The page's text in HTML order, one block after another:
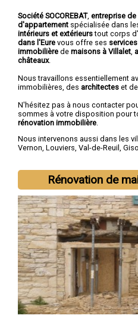
Société SOCOREBAT, entreprise
d'appartement spécialisée dans
intérieurs et extérieurstout corps
dans l'Eure vous offre ses services
immobilière de maisons à Villalet
châteaux.
Nous travaillons essentiellement
immobilières, des architectes et
N'hésitez pas à nous contacter
sommes à votre disposition pour
rénovation immobilière
Nous intervenons aussi dans les
Vernon, Louviers, Val-de-Reuil ,
Rénovation de